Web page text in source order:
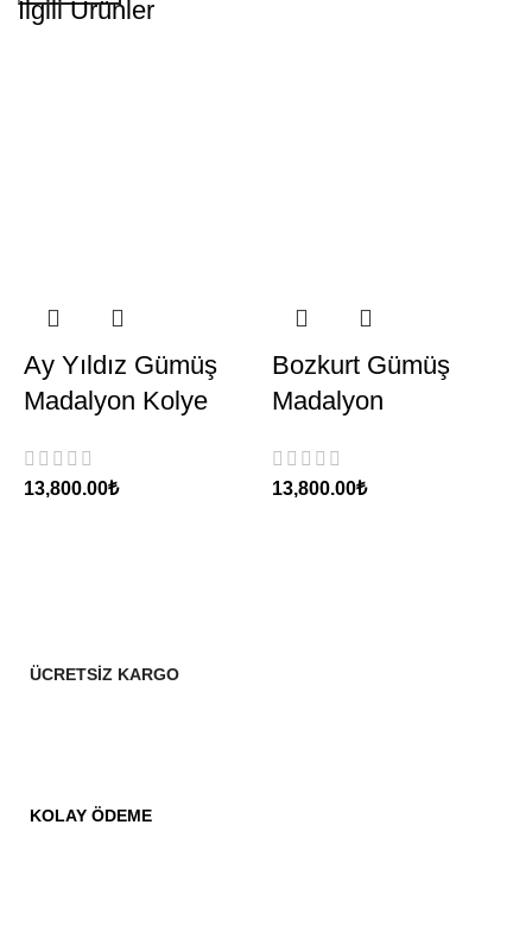
İlgili Ürünler
Ay Yıldız Gümüş
Madalyon Kolye
₺
Bozkurt Gümüş
Madalyon
₺
ÜCRETSİZ KARGO
KOLAY ÖDEME